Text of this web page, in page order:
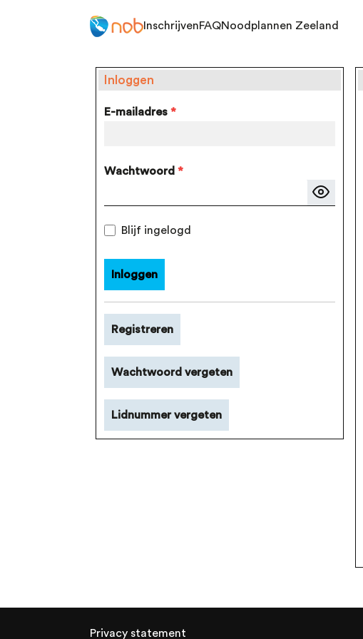
InschrijvenFAQNoodplannen Zeeland
Inloggen
E-mailadres *
Wachtwoord *
Blijf ingelogd
Inloggen
Registreren
Wachtwoord vergeten
Lidnummer vergeten
Privacy statement